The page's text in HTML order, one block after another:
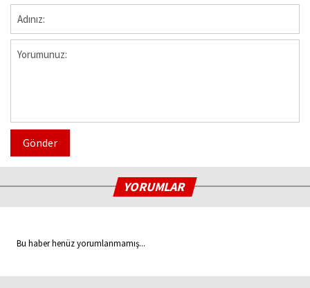
Gönder
YORUMLAR
Bu haber henüz yorumlanmamış...